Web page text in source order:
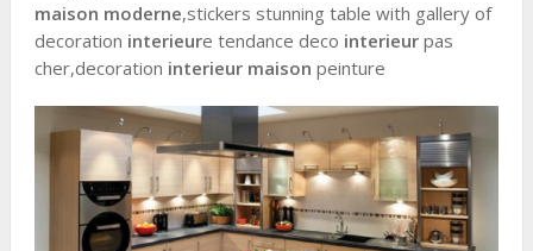
maison moderne,stickers stunning table with gallery of
decoration interieure tendance deco interieurpas
cher,decoration interieur maison peinture